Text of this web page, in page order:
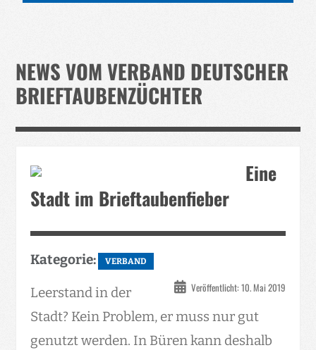
Events
Taubenklinik
Kohaus Förderv.
Tierschutz
Medien
NEWS VOM VERBAND DEUTSCHER
BRIEFTAUBENZÜCHTER
Eine
Stadt im Brieftaubenfieber
Kategorie: VERBAND
Veröffentlicht: 10. Mai 2019
Leerstand in der
Stadt? Kein Problem, er muss nur gut
genutzt werden. In Büren kann deshalb